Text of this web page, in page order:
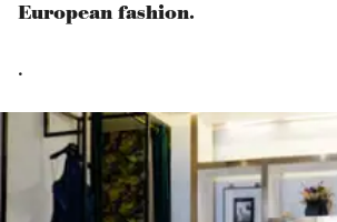
European fashion.
.